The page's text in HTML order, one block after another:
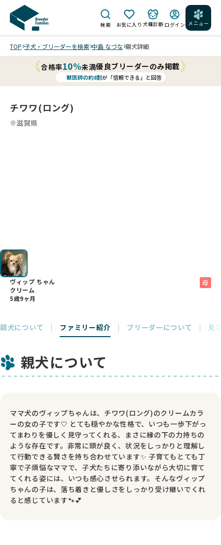
検索 お気に入り 犬種診断 ログイン メニュー
TOP 子犬・ブリーダーを検索 中島 なづな 親犬詳細
合格率10%未満優良ブリーダーのみ掲載
獣医師の約8割が「信頼できる」と回答
チワワ(ロング)
滋賀県
ヴィップ ちゃん
クリーム
5歳9ヶ月
母
親犬について ファミリー紹介 ブリーダーについて 見
親犬について
ママ犬のヴィップちゃんは、チワワ(ロング)のクリームカラ
ーの女の子です🤍 とても穏やかな性格で、いつも一歩下がっ
てまわりを優しく見守ってくれる、まさに縁の下の力持ちの
ような存在です。非常に頭が良く、状況をしっかりと理解し
て行動できる賢さを持ち合わせています✨ 子育てもとても丁
寧で子煩悩なママで、子犬たちに寄り添いながら大切に育て
てくれる姿には、いつも感心させられます。そんなヴィップ
ちゃんの子は、落ち着きと優しさをしっかり受け継いでくれ
ると感じています🐾💕